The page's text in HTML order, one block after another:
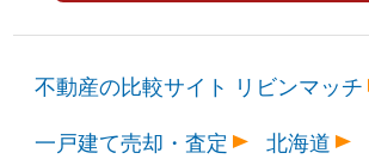
不動産の比較サイト リビンマッチ
一戸建て売却・査定
北海道